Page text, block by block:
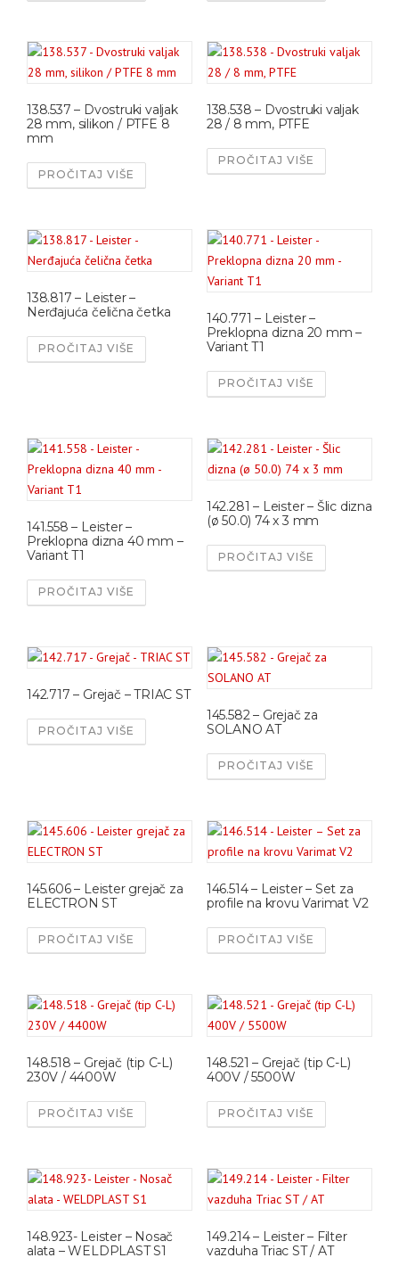
138.537 – Dvostruki valjak
28 mm, silikon / PTFE 8
mm
PROČITAJ VIŠE
138.538 – Dvostruki valjak
28 / 8 mm, PTFE
PROČITAJ VIŠE
138.817 – Leister –
Nerđajuća čelična četka
PROČITAJ VIŠE
140.771 – Leister –
Preklopna dizna 20 mm –
Variant T1
PROČITAJ VIŠE
141.558 – Leister –
Preklopna dizna 40 mm –
Variant T1
PROČITAJ VIŠE
142.281 – Leister – Šlic dizna
(ø 50.0) 74 x 3 mm
PROČITAJ VIŠE
142.717 – Grejač – TRIAC ST
PROČITAJ VIŠE
145.582 – Grejač za
SOLANO AT
PROČITAJ VIŠE
145.606 – Leister grejač za
ELECTRON ST
PROČITAJ VIŠE
146.514 – Leister – Set za
profile na krovu Varimat V2
PROČITAJ VIŠE
148.518 – Grejač (tip C-L)
230V / 4400W
PROČITAJ VIŠE
148.521 – Grejač (tip C-L)
400V / 5500W
PROČITAJ VIŠE
148.923- Leister – Nosač
alata – WELDPLAST S1
149.214 – Leister – Filter
vazduha Triac ST / AT